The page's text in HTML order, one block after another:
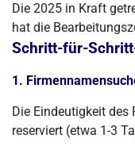
Die 2025 in Kraft
hat die
Schritt-für-
1.
Die Eindeutigkeit
reserviert (etwa 1-3